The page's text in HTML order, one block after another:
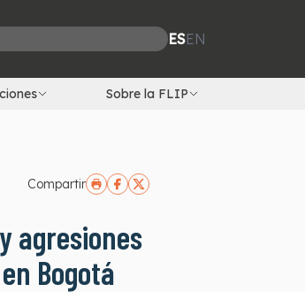
ESEN
Sobre la FLIP
Compartir
agresiones
Bogotá